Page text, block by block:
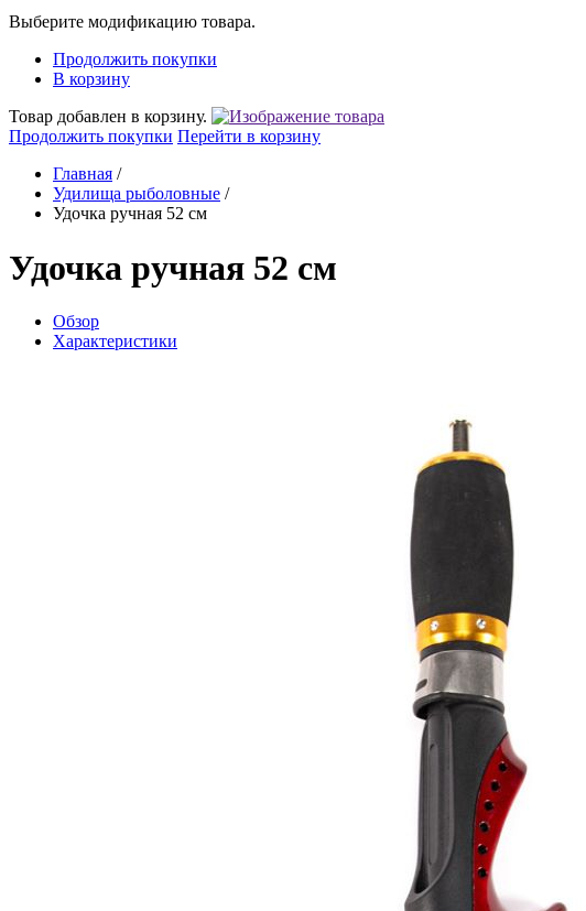
Выберите модификацию товара.
Продолжить покупки
В корзину
Товар добавлен в корзину.
Продолжить покупки Перейти в корзину
Главная /
Удилища рыболовные /
Удочка ручная 52 см
Удочка ручная 52 см
Обзор
Характеристики